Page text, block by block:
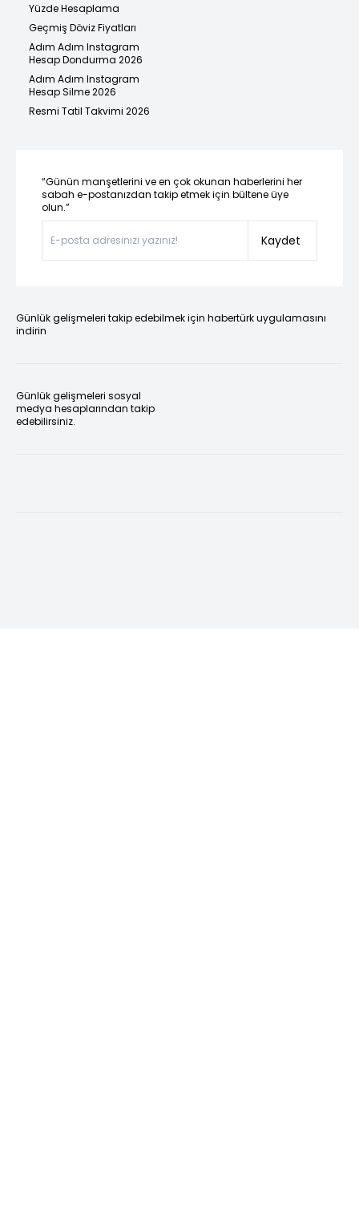
Yüzde Hesaplama
Geçmiş Döviz Fiyatları
Adım Adım Instagram
Hesap Dondurma 2026
Adım Adım Instagram
Hesap Silme 2026
Resmi Tatil Takvimi 2026
“Günün manşetlerini ve en çok okunan haberlerini her
sabah e-postanızdan takip etmek için bültene üye
olun.”
Kaydet
Günlük gelişmeleri takip edebilmek için habertürk uygulamasını
indirin
Günlük gelişmeleri sosyal
medya hesaplarından takip
edebilirsiniz.